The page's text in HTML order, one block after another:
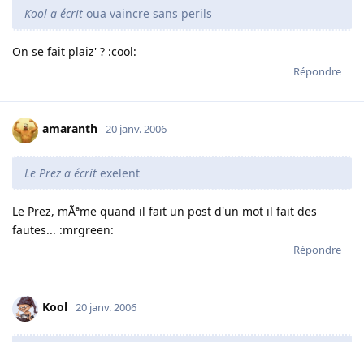
Kool a écrit oua vaincre sans perils
On se fait plaiz' ? :cool:
Répondre
amaranth 20 janv. 2006
Le Prez a écrit exelent
Le Prez, mÃªme quand il fait un post d'un mot il fait des
fautes... :mrgreen:
Répondre
Kool 20 janv. 2006